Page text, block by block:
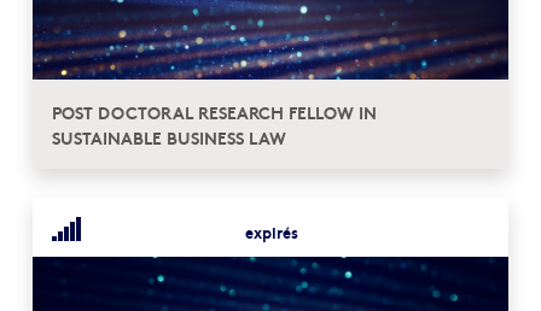
POST DOCTORAL RESEARCH FELLOW IN
SUSTAINABLE BUSINESS LAW
expirés